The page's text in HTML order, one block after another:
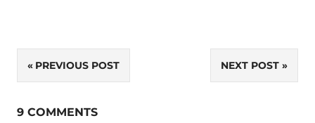
Navigazione
articoli
PREVIOUS POST NEXT POST
9 COMMENTS